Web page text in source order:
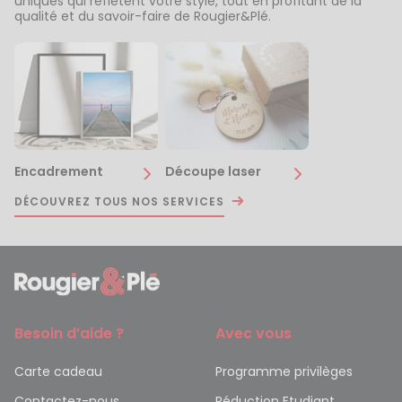
qualité et du savoir-faire de Rougier&Plé.
Encadrement Découpe laser
DÉCOUVREZ TOUS NOS SERVICES
Besoin d’aide ?
Carte cadeau
Avec vous
Programme privilèges